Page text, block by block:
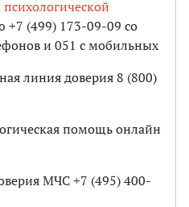
+7 (499) 173-09-09 со
и 051 с мобильных
линия доверия 8 (800)
помощь онлайн
МЧС +7 (495) 400-